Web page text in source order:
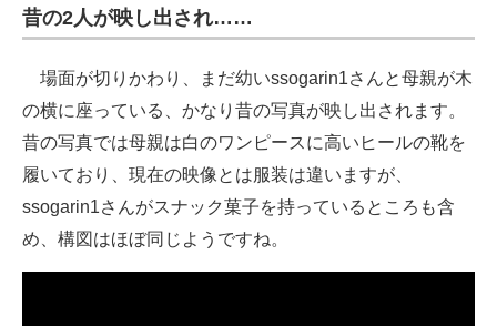
昔の2人が映し出され……
場面が切りかわり、まだ幼いssogarin1さんと母親が木
の横に座っている、かなり昔の写真が映し出されます。
昔の写真では母親は白のワンピースに高いヒールの靴を
履いており、現在の映像とは服装は違いますが、
ssogarin1さんがスナック菓子を持っているところも含
め、構図はほぼ同じようですね。